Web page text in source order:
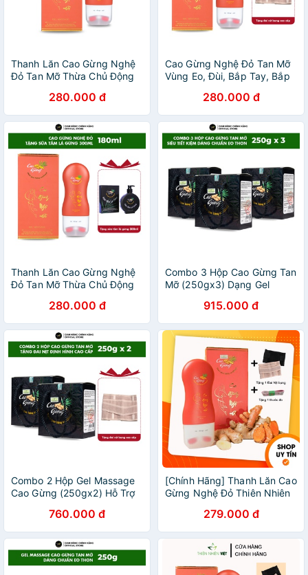
Thanh Lăn Cao Gừng Nghệ
Đỏ Tan Mỡ Thừa Chủ Động
Bắp Chân, Nọng Cằm Dung
Tích 180ml
280.000 đ
Cao Gừng Nghệ Đỏ Tan Mỡ
Vùng Eo, Đùi, Bắp Tay, Bắp
180ml - Tặng 1 Đai Nịt Bụng
Cao Cấp
280.000 đ
Thanh Lăn Cao Gừng Nghệ
Đỏ Tan Mỡ Thừa Chủ Động
Sữa Tắm Lá Gừng Kháng
Khuẩn Bảo Vệ Da 300ml
280.000 đ
Combo 3 Hộp Cao Gừng Tan
Mỡ (250gx3) Dạng Gel
Tiết Kiệm Eo Thon Dáng
Chuẩn
915.000 đ
Combo 2 Hộp Gel Massage
Cao Gừng (250gx2) Hỗ Trợ
Đùi, Bắp Tay Tặng Đai Nịt
Định Hình Cao Cấp
760.000 đ
[Chính Hãng] Thanh Lăn Cao
Gừng Nghệ Đỏ Thiên Nhiên
279.000 đ